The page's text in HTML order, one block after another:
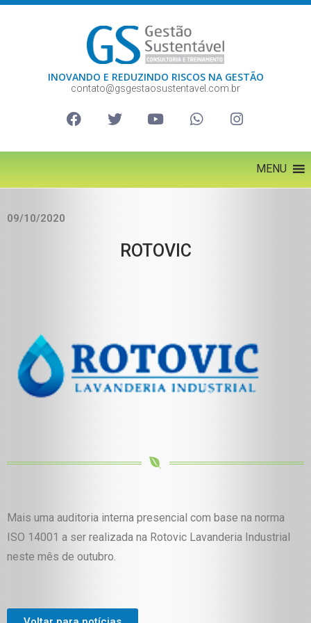
INOVANDO E REDUZINDO RISCOS NA GESTÃO
contato@gsgestaosustentavel.com.br
MENU
09/10/2020
ROTOVIC
Mais uma auditoria interna presencial com base na norma
ISO 14001 a ser realizada na Rotovic Lavanderia Industrial
neste mês de outubro.